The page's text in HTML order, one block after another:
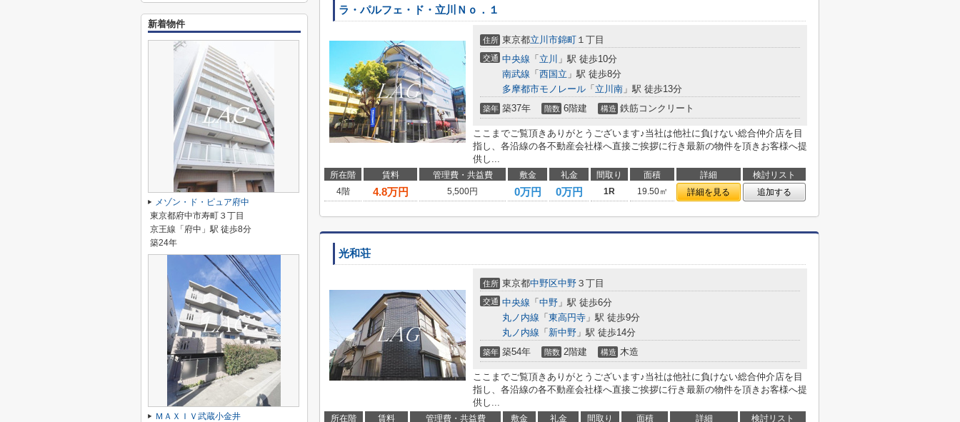
ラ・パルフェ・ド・立川Ｎｏ．１
住所 東京都立川市錦町 １丁目
交通 中央線 「 立川 」駅 徒歩10分
南武線 「 西国立 」駅 徒歩8分
多摩都市モノレール 「 立川南 」駅 徒歩13分
築年 築37年 階数 6階建 構造 鉄筋コンクリート
ここまでご覧頂きありがとうございます♪当社は他社に負けない総合仲介店を目
指し、各沿線の各不動産会社様へ直接ご挨拶に行き最新の物件を頂きお客様へ提
供し...
所在階 賃料 管理費・共益費 敷金 礼金 間取り 面積 詳細
検討リスト
4階
4.8万円 5,500円 0万円 0万円 1R 19.50㎡ 詳細を見る 追加する
光和荘
住所 東京都中野区中野 ３丁目
交通 中央線 「 中野 」駅 徒歩6分
丸ノ内線 「 東高円寺 」駅 徒歩9分
丸ノ内線 「 新中野 」駅 徒歩14分
築年 築54年 階数 2階建 構造 木造
ここまでご覧頂きありがとうございます♪当社は他社に負けない総合仲介店を目
指し、各沿線の各不動産会社様へ直接ご挨拶に行き最新の物件を頂きお客様へ提
供し...
所在階 賃料 管理費・共益費 敷金 礼金 間取り 面積 詳細 検討リスト
新着物件
メゾン・ド・ピュア府中
東京都府中市寿町３丁目
京王線「府中」駅 徒歩8分
築24年
ＭＡＸＩＶ武蔵小金井